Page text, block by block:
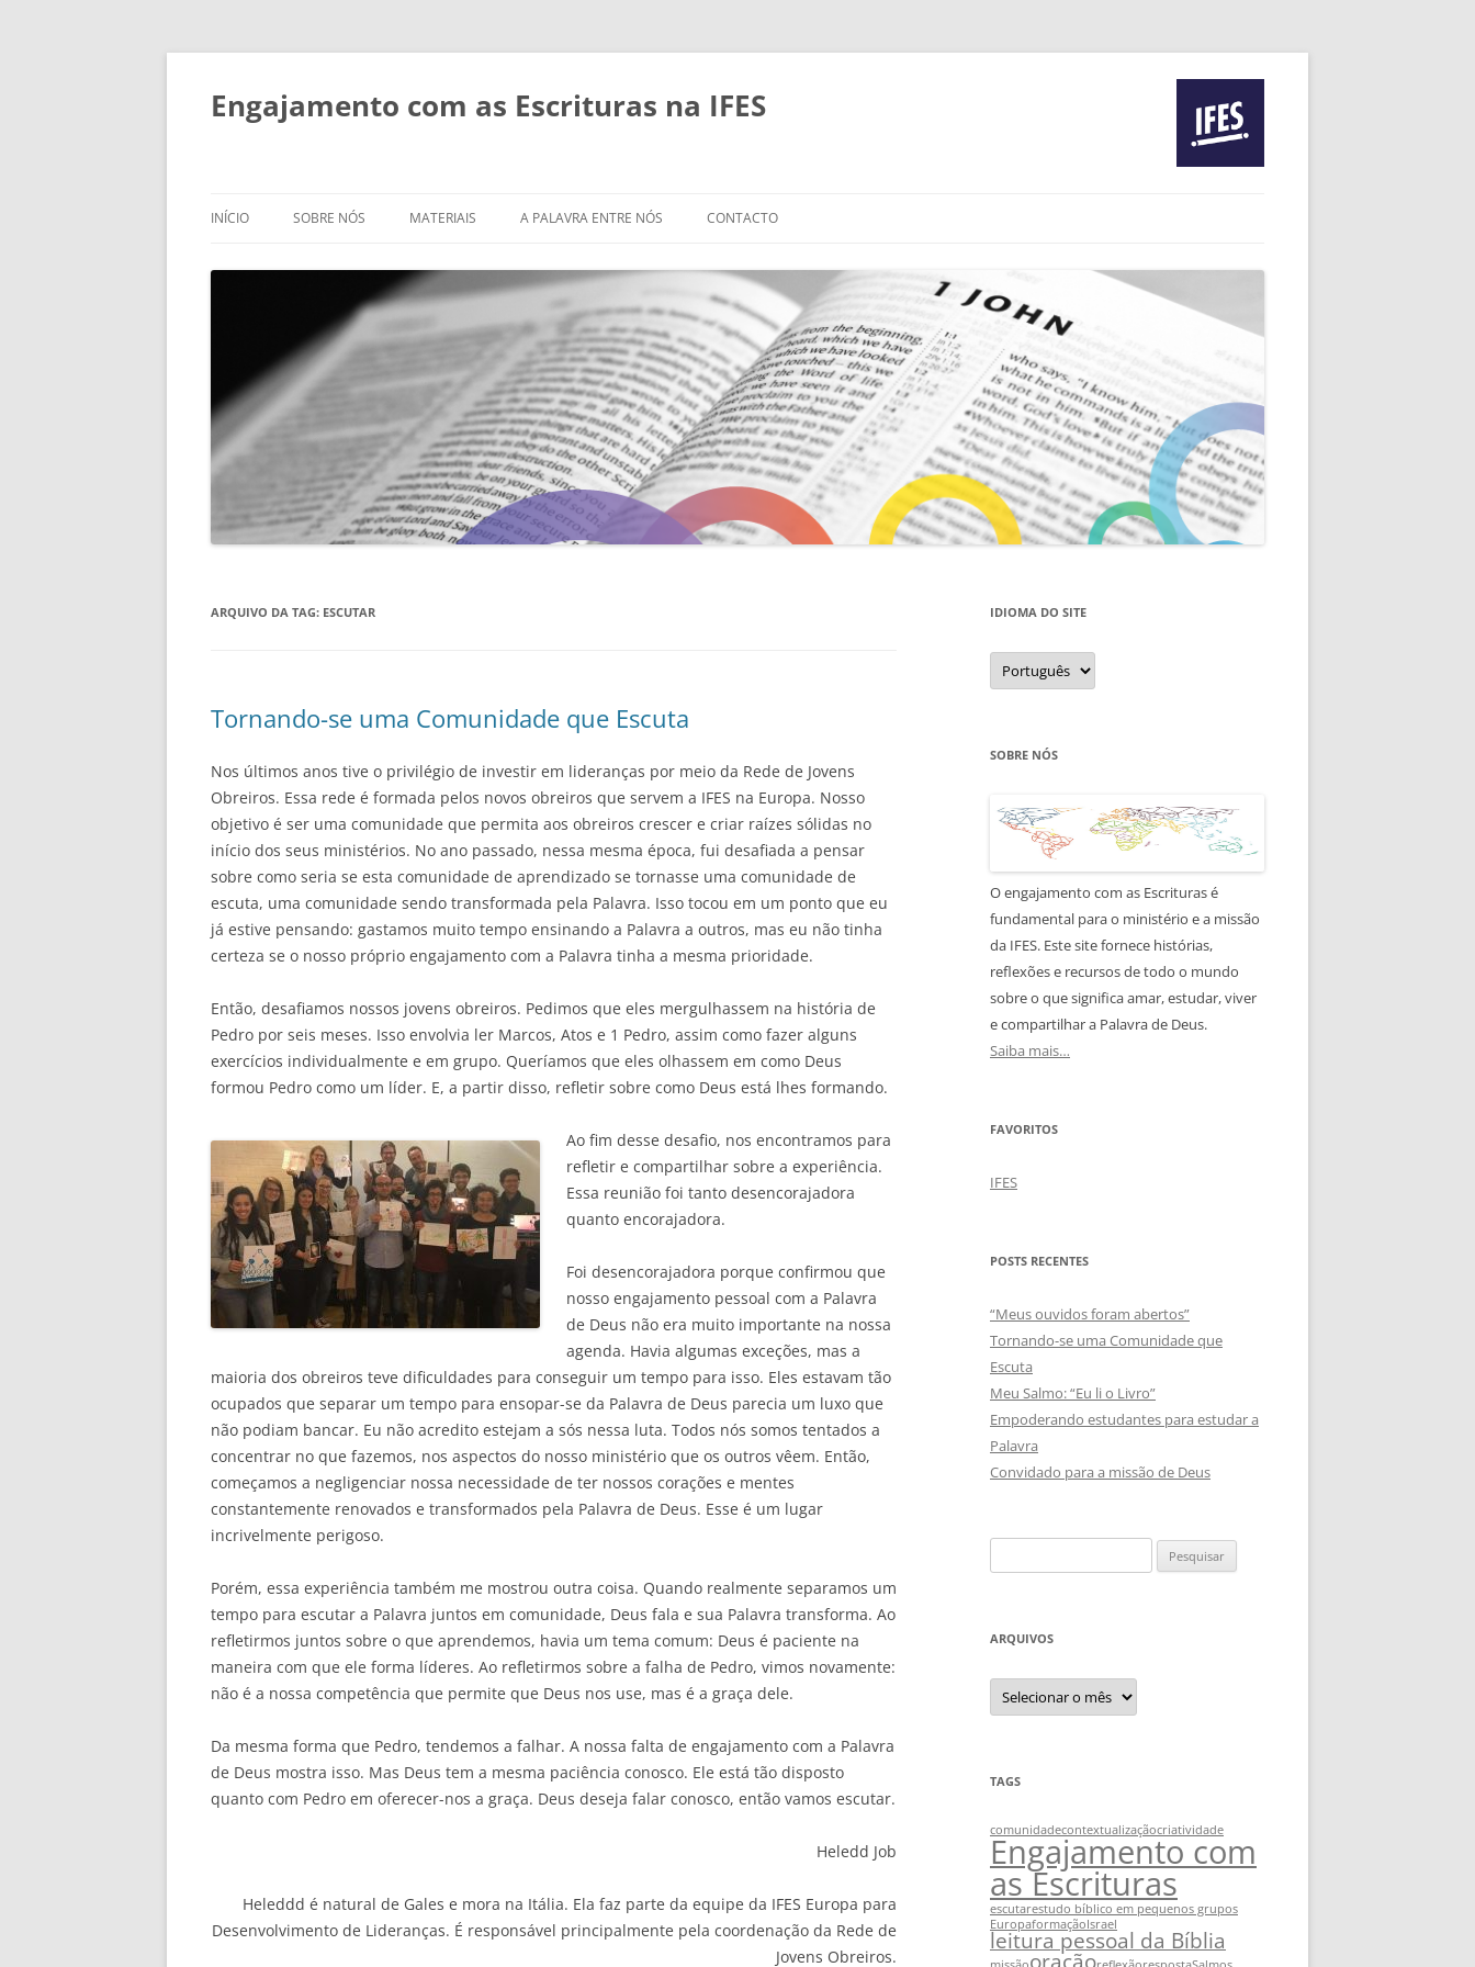
Engajamento com as Escrituras na IFES
para
INÍCIO SOBRE NÓS
PESSOAS
OBJETIVOS E ATIVIDADES
MATERIAIS
FORMAÇÃO
SESSÕES TEMÁTICAS
ESTUDOS BÍBLICOS EM GRUPOS
PEQUENOS
A PALAVRA ENTRE NÓS CONTACTO
ARQUIVO DA TAG: ESCUTAR
Tornando-se uma Comunidade que Escuta
Nos últimos anos tive o privilégio de investir em lideranças por meio da Rede de Jovens
Obreiros. Essa rede é formada pelos novos obreiros que servem a IFES na Europa. Nosso
objetivo é ser uma comunidade que permita aos obreiros crescer e criar raízes sólidas no
início dos seus ministérios. No ano passado, nessa mesma época, fui desafiada a pensar
sobre como seria se esta comunidade de aprendizado se tornasse uma comunidade de
escuta, uma comunidade sendo transformada pela Palavra. Isso tocou em um ponto que eu
já estive pensando: gastamos muito tempo ensinando a Palavra a outros, mas eu não tinha
certeza se o nosso próprio engajamento com a Palavra tinha a mesma prioridade.
Então, desafiamos nossos jovens obreiros. Pedimos que eles mergulhassem na história de
Pedro por seis meses. Isso envolvia ler Marcos, Atos e 1 Pedro, assim como fazer alguns
exercícios individualmente e em grupo. Queríamos que eles olhassem em como Deus
formou Pedro como um líder. E, a partir disso, refletir sobre como Deus está lhes formando.
Ao fim desse desafio, nos encontramos para
refletir e compartilhar sobre a experiência.
Essa reunião foi tanto desencorajadora
quanto encorajadora.
Foi desencorajadora porque confirmou que
nosso engajamento pessoal com a Palavra
de Deus não era muito importante na nossa
agenda. Havia algumas exceções, mas a
maioria dos obreiros teve dificuldades para conseguir um tempo para isso. Eles estavam tão
ocupados que separar um tempo para ensopar-se da Palavra de Deus parecia um luxo que
não podiam bancar. Eu não acredito estejam a sós nessa luta. Todos nós somos tentados a
concentrar no que fazemos, nos aspectos do nosso ministério que os outros vêem. Então,
começamos a negligenciar nossa necessidade de ter nossos corações e mentes
constantemente renovados e transformados pela Palavra de Deus. Esse é um lugar
incrivelmente perigoso.
Porém, essa experiência também me mostrou outra coisa. Quando realmente separamos um
tempo para escutar a Palavra juntos em comunidade, Deus fala e sua Palavra transforma. Ao
refletirmos juntos sobre o que aprendemos, havia um tema comum: Deus é paciente na
maneira com que ele forma líderes. Ao refletirmos sobre a falha de Pedro, vimos novamente:
não é a nossa competência que permite que Deus nos use, mas é a graça dele.
Da mesma forma que Pedro, tendemos a falhar. A nossa falta de engajamento com a Palavra
de Deus mostra isso. Mas Deus tem a mesma paciência conosco. Ele está tão disposto
quanto com Pedro em oferecer-nos a graça. Deus deseja falar conosco, então vamos escutar.
Heledd Job
Heleddd é natural de Gales e mora na Itália. Ela faz parte da equipe da IFES Europa para
Desenvolvimento de Lideranças. É responsável principalmente pela coordenação da Rede de
Jovens Obreiros.
IDIOMA DO SITE
Idioma
do
site
SOBRE NÓS
O engajamento com as Escrituras é
fundamental para o ministério e a missão
da IFES. Este site fornece histórias,
reflexões e recursos de todo o mundo
sobre o que significa amar, estudar, viver
e compartilhar a Palavra de Deus.
Saiba mais…
FAVORITOS
IFES
POSTS RECENTES
“Meus ouvidos foram abertos”
Tornando-se uma Comunidade que
Escuta
Meu Salmo: “Eu li o Livro”
Empoderando estudantes para estudar a
Palavra
Convidado para a missão de Deus
por:
ARQUIVOS
Arquivos
TAGS
comunidadecontextualizaçãocriatividade
Engajamento com
as Escrituras
escutarestudo bíblico em pequenos grupos
EuropaformaçãoIsrael
leitura pessoal da Bíblia
oração